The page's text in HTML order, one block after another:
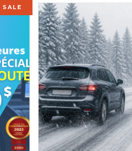
was:
$675.00.
is:
SALE